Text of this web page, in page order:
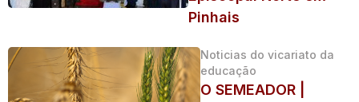
Pinhais
Noticias do vicariato da
educação
O SEMEADOR |